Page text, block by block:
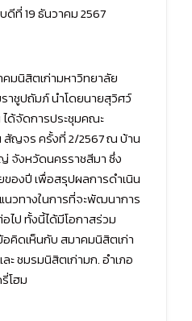
ดีที่ 19 ธันวาคม 2567
มนิสิตเก่ามหาวิทยาลัย
าชูปถัมภ์ นำโดยนายสุวิศว์
ได้จัดการประชุมคณะ
สัญจร ครั้งที่ 2/2567 ณ บ้าน
จังหวัดนครราชสีมา ซึ่ง
องปี เพื่อสรุปผลการดำเนิน
วทางในการที่จะพัฒนาการ
ไป ทั้งนี้ได้มีโอกาสร่วม
คิดเห็นกับ สมาคมนิสิตเก่า
ะ ชมรมนิสิตเก่ามก. อำเภอ
โฮม